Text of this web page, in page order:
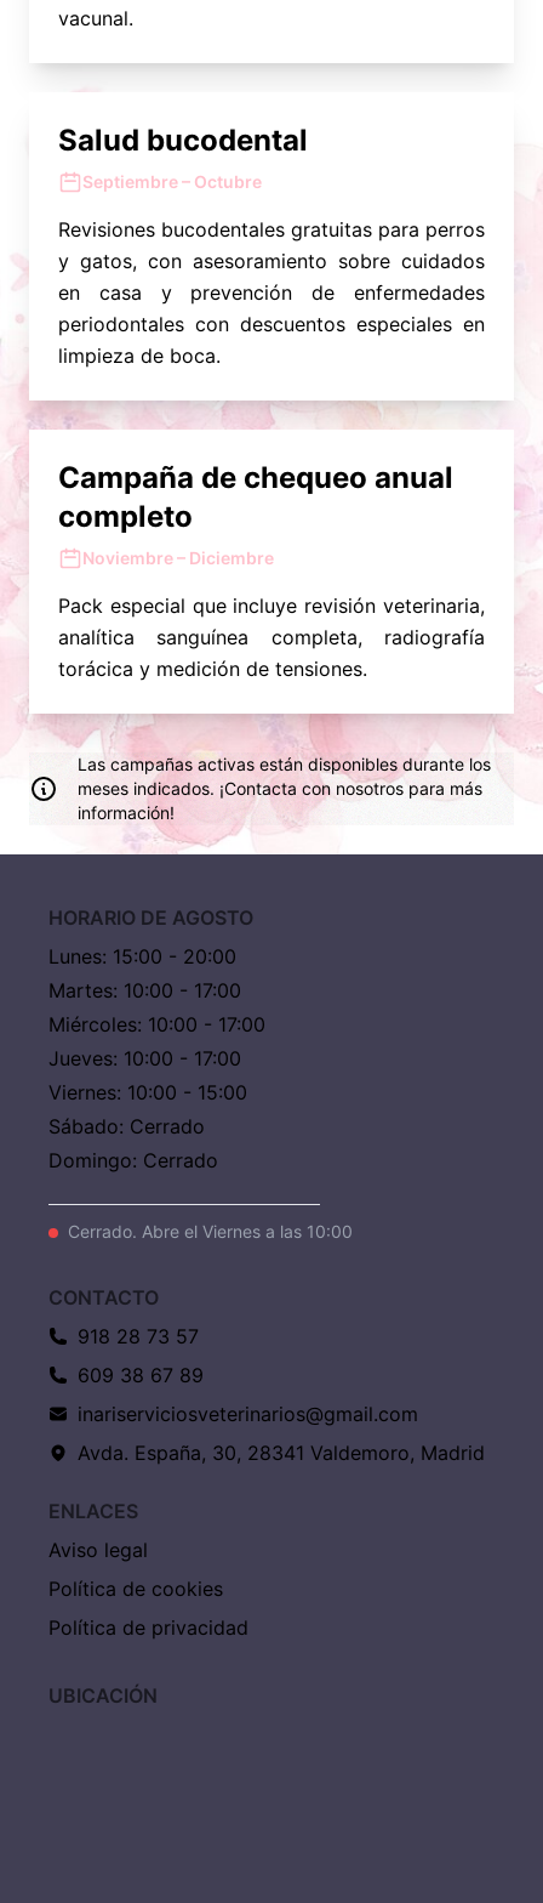
vacunal.
Salud bucodental
Septiembre – Octubre
Revisiones bucodentales gratuitas para perros
y gatos, con asesoramiento sobre cuidados
en casa y prevención de enfermedades
periodontales con descuentos especiales en
limpieza de boca.
Campaña de chequeo anual
completo
Noviembre – Diciembre
Pack especial que incluye revisión veterinaria,
analítica sanguínea completa, radiografía
torácica y medición de tensiones.
Las campañas activas están disponibles durante los
meses indicados. ¡Contacta con nosotros para más
información!
HORARIO DE AGOSTO
Lunes: 15:00 - 20:00
Martes: 10:00 - 17:00
Miércoles: 10:00 - 17:00
Jueves: 10:00 - 17:00
Viernes: 10:00 - 15:00
Sábado: Cerrado
Domingo: Cerrado
Cerrado. Abre el Viernes a las 10:00
CONTACTO
918 28 73 57
609 38 67 89
inariserviciosveterinarios@gmail.com
Avda. España, 30, 28341 Valdemoro, Madrid
ENLACES
Aviso legal
Política de cookies
Política de privacidad
UBICACIÓN